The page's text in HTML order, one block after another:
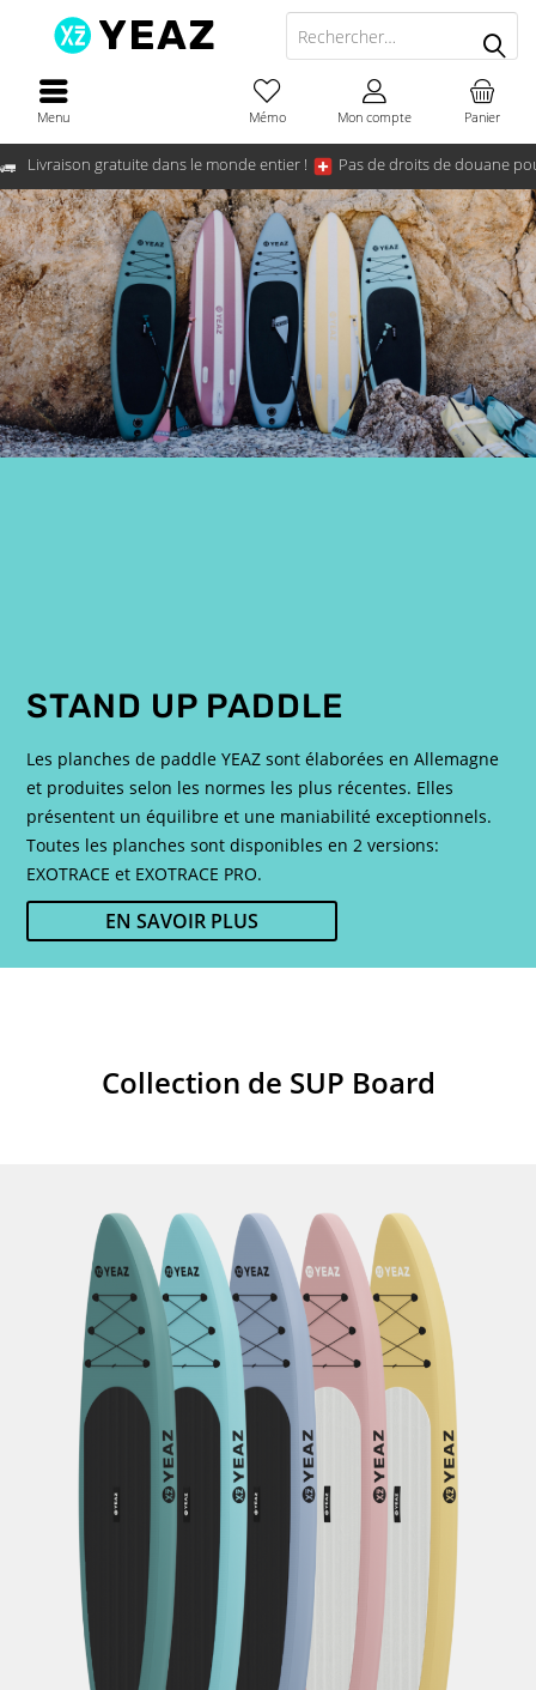
Livraison gratuite dans le monde entier ! Pas de droits de douane
Menu Panier
Mémo Mon compte
STAND UP PADDLE
Les planches de paddle YEAZ sont élaborées en Allemagne
et produites selon les normes les plus récentes. Elles
présentent un équilibre et une maniabilité exceptionnels.
Toutes les planches sont disponibles en 2 versions:
EXOTRACE et EXOTRACE PRO.
EN SAVOIR PLUS
Collection de SUP Board